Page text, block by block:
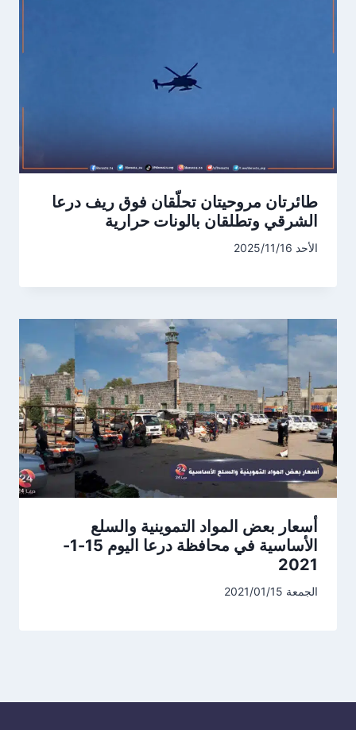
طائرتان مروحيتان تحلّقان فوق ريف درعا
الشرقي وتطلقان بالونات حرارية
الأحد 2025/11/16
أسعار بعض المواد التموينية والسلع
الأساسية في محافظة درعا اليوم 15-1-
2021
الجمعة 2021/01/15